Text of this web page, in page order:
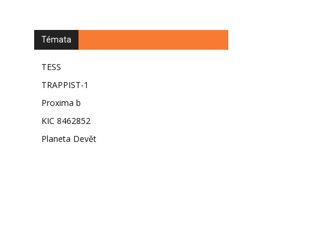
Témata
TESS
TRAPPIST-1
Proxima b
KIC 8462852
Planeta Devět